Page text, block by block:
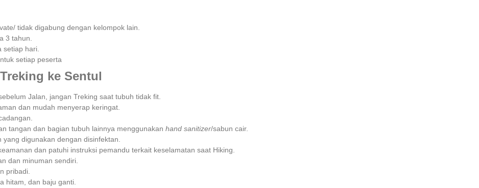
tidak digabung dengan kelompok lain.
3 tahun.⁣⁣
setiap hari.⁣⁣
setiap peserta
ke Sentul
Jalan, jangan Treking saat tubuh tidak fit.
dan mudah menyerap keringat.
tangan dan bagian tubuh lainnya menggunakan hand sanitizer/sabun cair.
yang digunakan dengan disinfektan.
dan patuhi instruksi pemandu terkait keselamatan saat Hiking.
dan minuman sendiri.
pribadi.
hitam, dan baju ganti.